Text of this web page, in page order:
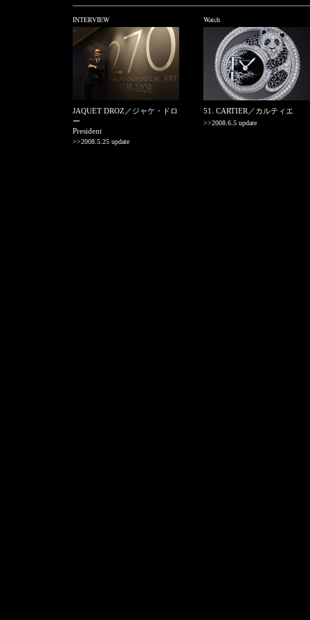
INTERVIEW
JAQUET DROZ／ジャケ・ドロ
ー
President
>>2008.5.25 update
Watch
51. CARTIER／カルティエ
>>2008.6.5 update